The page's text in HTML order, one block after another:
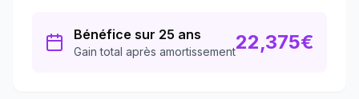
Bénéfice sur 25 ans
Gain total après amortissement22,375€